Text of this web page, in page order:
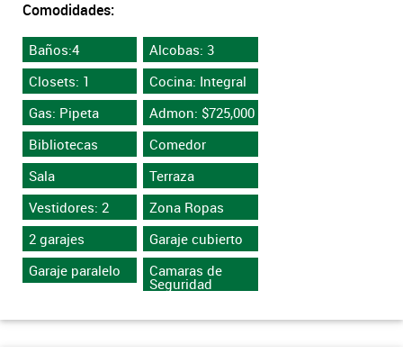
Comodidades:
Baños:4
Alcobas: 3
Closets: 1
Cocina: Integral
Gas: Pipeta
Admon: $725,000
Bibliotecas
Comedor
Sala
Terraza
Vestidores: 2
Zona Ropas
2 garajes
Garaje cubierto
Garaje paralelo
Camaras de
Seguridad